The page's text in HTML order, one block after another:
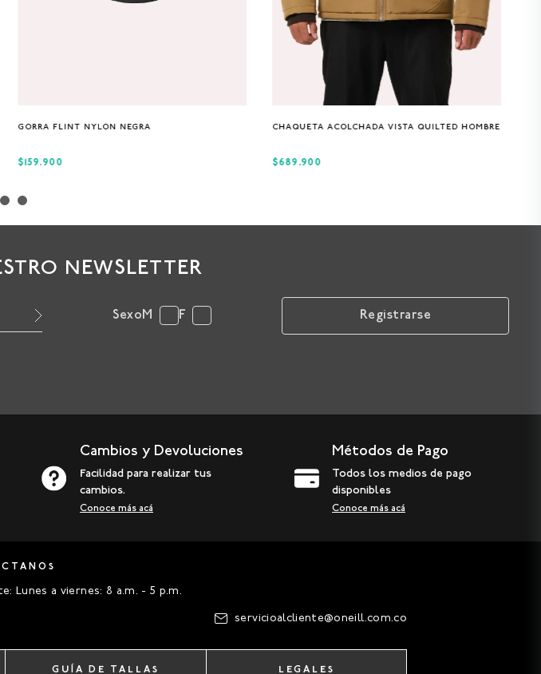
GORRA FLINT NYLON NEGRA
$159.900
CHAQUETA ACOLCHADA VISTA QUILTED HOMBRE
S M L XL
$689.900
NEWSLETTER
Sexo M F Registrarse
Cambios y Devoluciones
Facilidad para realizar tus
cambios.
Conoce más acá
Métodos de Pago
Todos los medios de pago
disponibles
Conoce más acá
Lunes a viernes: 8 a.m. - 5 p.m.
servicioalcliente@oneill.com.co
GUÍA DE TALLAS LEGALES